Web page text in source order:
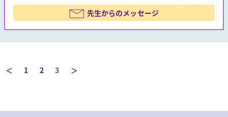
先生からのメッセージ
＜ 1 2 3 ＞